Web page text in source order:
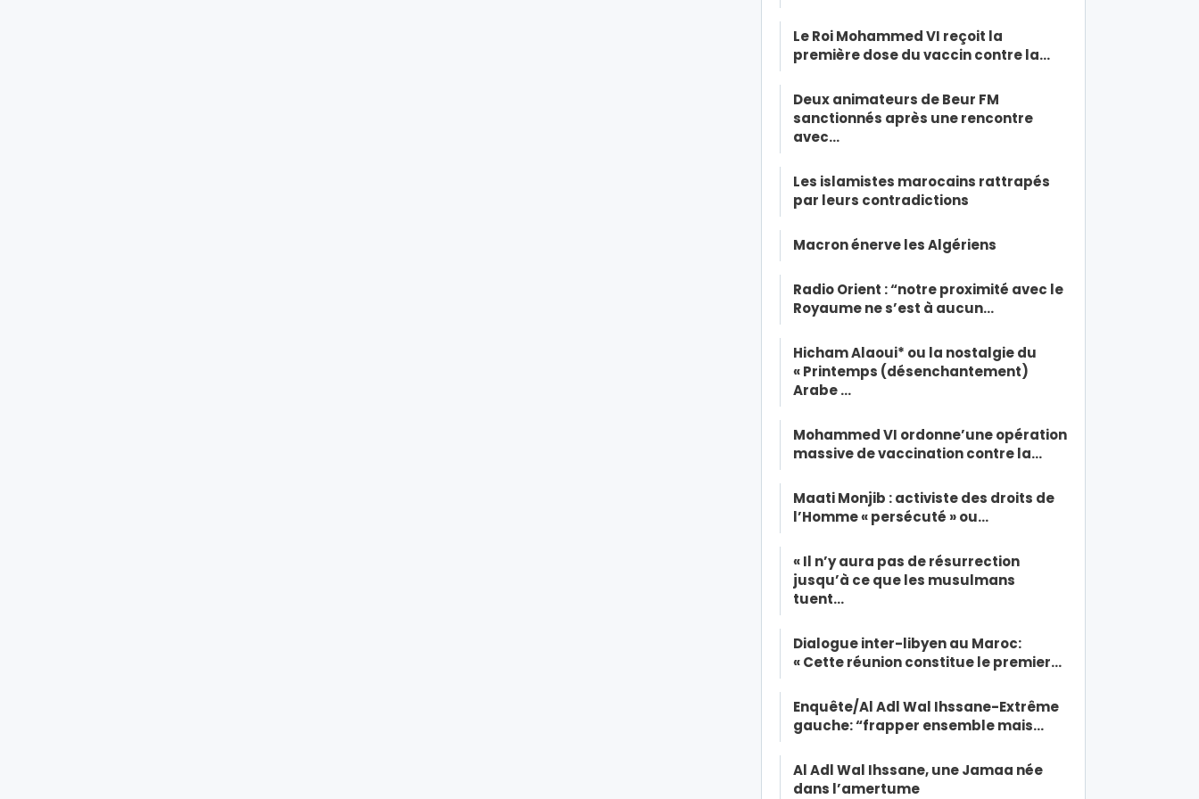
Le Roi Mohammed VI reçoit la
première dose du vaccin contre la…
Deux animateurs de Beur FM
sanctionnés après une rencontre
avec…
Les islamistes marocains rattrapés
par leurs contradictions
Macron énerve les Algériens
Radio Orient : “notre proximité avec le
Royaume ne s’est à aucun…
Hicham Alaoui* ou la nostalgie du
« Printemps (désenchantement)
Arabe …
Mohammed VI ordonne’une opération
massive de vaccination contre la…
Maati Monjib : activiste des droits de
l’Homme « persécuté » ou…
« Il n’y aura pas de résurrection
jusqu’à ce que les musulmans
tuent…
Dialogue inter-libyen au Maroc:
« Cette réunion constitue le premier…
Enquête/Al Adl Wal Ihssane-Extrême
gauche: “frapper ensemble mais…
Al Adl Wal Ihssane, une Jamaa née
dans l’amertume